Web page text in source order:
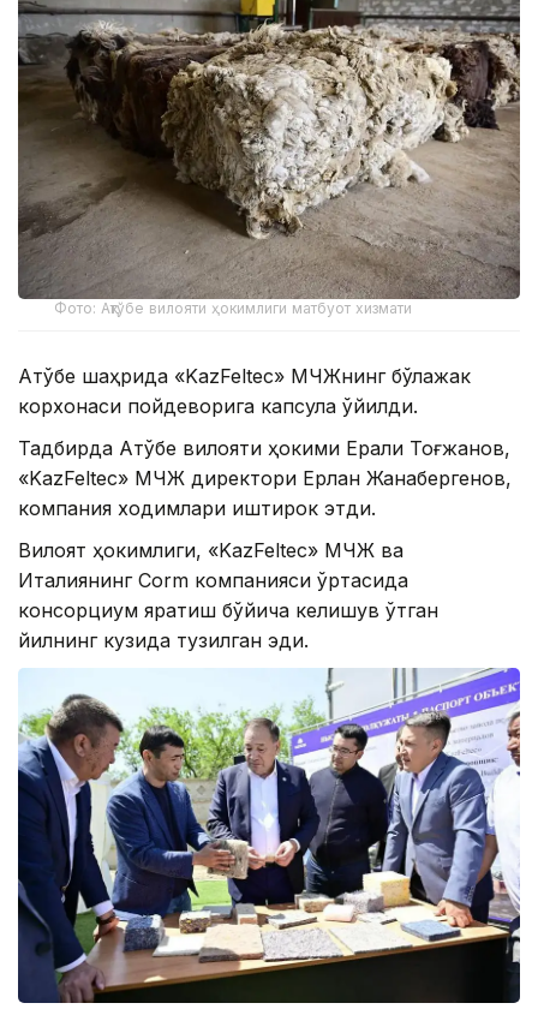
Фото: Ақтўбе вилояти ҳокимлиги матбуот хизмати
Ақтўбе шаҳрида «KazFeltec» МЧЖнинг бўлажак
корхонаси пойдеворига капсула қўйилди.
Тадбирда Ақтўбе вилояти ҳокими Ерали Тоғжанов,
«KazFeltec» МЧЖ директори Ерлан Жанабергенов,
компания ходимлари иштирок этди.
Вилоят ҳокимлиги, «KazFeltec» МЧЖ ва
Италиянинг Corm компанияси ўртасида
консорциум яратиш бўйича келишув ўтган
йилнинг кузида тузилган эди.